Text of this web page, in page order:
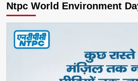
Ntpc World Environment